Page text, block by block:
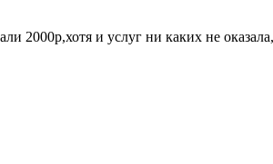
и услуг ни каких не